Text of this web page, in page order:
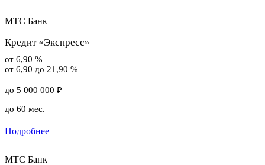
МТС Банк
Кредит «Экспресс»
от 6,90 %
от 6,90 до 21,90 %
до 5 000 000 ₽
до 60 мес.
Подробнее
МТС Банк